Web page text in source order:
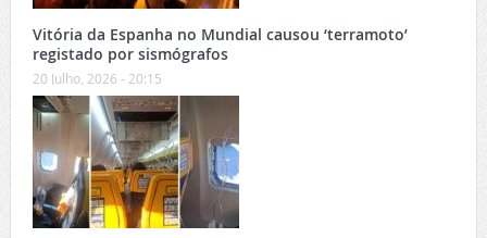
Vitória da Espanha no Mundial causou ‘terramoto’
registado por sismógrafos
20 Julho, 2026 - 20:15